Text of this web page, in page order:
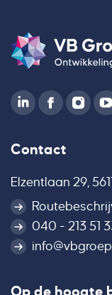
Contact
Elzentlaan 29,
040 - 213 51
Op de hoogte